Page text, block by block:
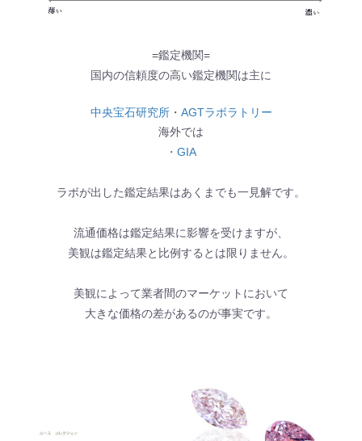
=鑑定機関=
国内の信頼度の高い鑑定機関は主に
中央宝石研究所・ AGTラボラトリー
海外では
・GIA
ラボが出した鑑定結果はあくまでも一見解です。
流通価格は鑑定結果に影響を受けますが、
美観は鑑定結果と比例するとは限りません。
美観によって業者間のマーケットにおいて
大きな価格の差があるのが事実です。